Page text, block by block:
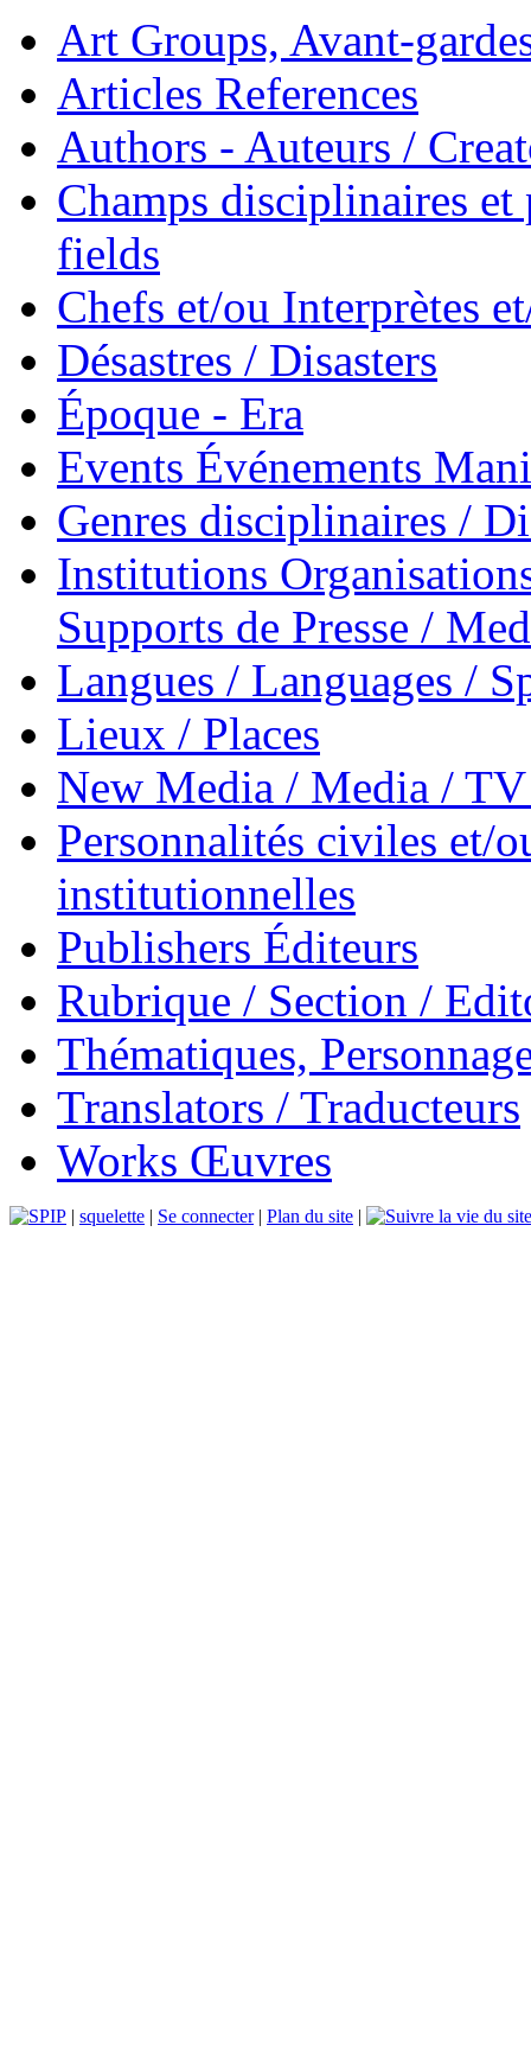
Art Groups, Avant-
Articles References
Authors - Auteurs /
Champs disciplinaires
fields
Chefs et/ou Interprètes
Désastres / Disasters
Époque - Era
Events Événements
Genres disciplinaires /
Institutions
Supports de Presse /
Langues / Languages /
Lieux / Places
New Media / Media /
Personnalités civiles et/
institutionnelles
Publishers Éditeurs
Rubrique / Section /
Thématiques,
Translators / Traducteurs
Works Œuvres
| squelette | Se connecter| Plan du site |